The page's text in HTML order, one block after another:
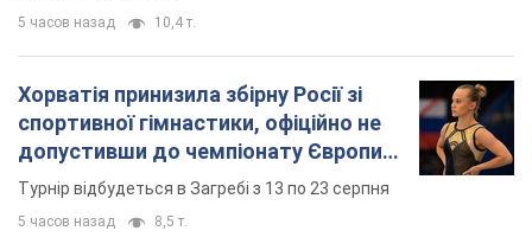
5 часов назад 10,4 т.
Хорватія принизила збірну Росії зі
спортивної гімнастики, офіційно не
допустивши до чемпіонату Європи
основних спортсменів
Турнір відбудеться в Загребі з 13 по 23 серпня
5 часов назад 8,5 т.